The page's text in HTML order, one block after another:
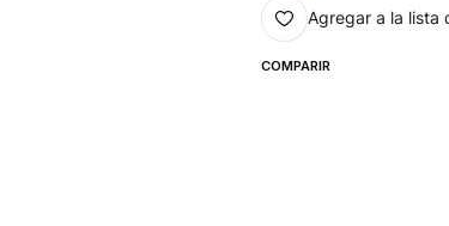
Agregar a la lista
COMPARIR